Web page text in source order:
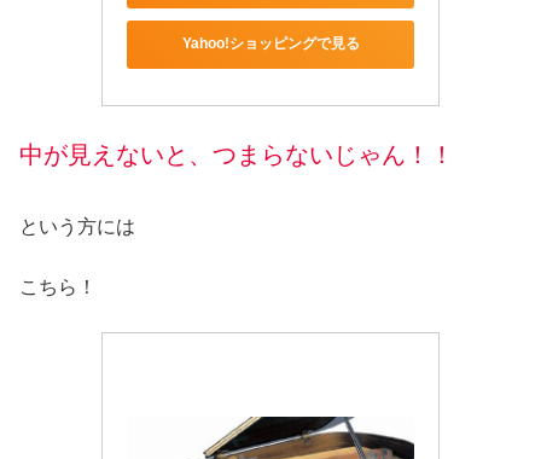
Yahoo!ショッピングで見る
中が見えないと、つまらないじゃん！！
という方には
こちら！